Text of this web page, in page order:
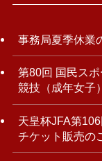
事務局夏季休業
第80回 国民ス
競技（成年女子
天皇杯JFA第
チケット販売の